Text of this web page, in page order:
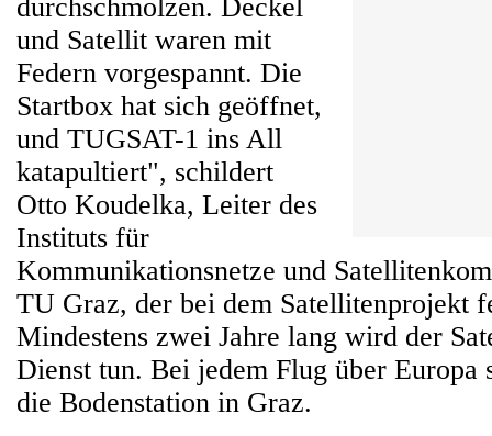
durchschmolzen. Deckel
und Satellit waren mit
Federn vorgespannt. Die
Startbox hat sich geöffnet,
und TUGSAT-1 ins All
katapultiert", schildert
Otto Koudelka, Leiter des
Instituts für
Kommunikationsnetze und
TU Graz, der bei dem Satellitenprojekt
Mindestens zwei Jahre lang wird der
Dienst tun. Bei jedem Flug über Europa
die Bodenstation in Graz.